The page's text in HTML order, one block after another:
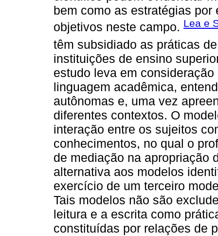
bem como as estratégias
objetivos neste campo. Lea e
têm subsidiado as práticas
instituições de ensino
estudo leva em
linguagem acadêmica,
autônomas e, uma vez
diferentes contextos. O
interação entre os sujeitos
conhecimentos, no qual o
de mediação na apropriação
alternativa aos modelos
exercício de um terceiro
Tais modelos não são
leitura e a escrita como
constituídas por relações de